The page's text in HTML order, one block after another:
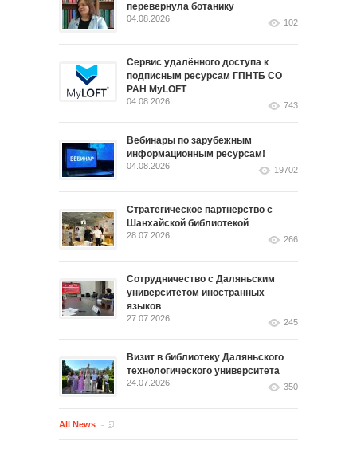
перевернула ботанику
04.08.2026 102
Сервис удалённого доступа к
подписным ресурсам ГПНТБ СО
РАН MyLOFT
04.08.2026 743
Вебинары по зарубежным
информационным ресурсам!
04.08.2026 19702
Стратегическое партнерство с
Шанхайской библиотекой
28.07.2026 266
Сотрудничество с Даляньским
университетом иностранных
языков
27.07.2026 245
Визит в библиотеку Даляньского
технологического университета
24.07.2026 350
All News